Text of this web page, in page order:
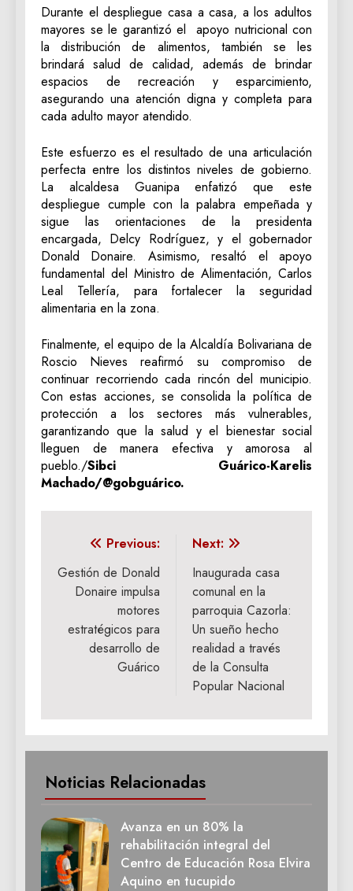
Durante el despliegue casa a casa, a los adultos
mayores se le garantizó el apoyo nutricional con
la distribución de alimentos, también se les
brindará salud de calidad, además de brindar
espacios de recreación y esparcimiento,
asegurando una atención digna y completa para
cada adulto mayor atendido.
Este esfuerzo es el resultado de una articulación
perfecta entre los distintos niveles de gobierno.
La alcaldesa Guanipa enfatizó que este
despliegue cumple con la palabra empeñada y
sigue las orientaciones de la presidenta
encargada, Delcy Rodríguez, y el gobernador
Donald Donaire. Asimismo, resaltó el apoyo
fundamental del Ministro de Alimentación, Carlos
Leal Tellería, para fortalecer la seguridad
alimentaria en la zona.
Finalmente, el equipo de la Alcaldía Bolivariana de
Roscio Nieves reafirmó su compromiso de
continuar recorriendo cada rincón del municipio.
Con estas acciones, se consolida la política de
protección a los sectores más vulnerables,
garantizando que la salud y el bienestar social
lleguen de manera efectiva y amorosa al
pueblo./Sibci Guárico-Karelis
Machado/@gobguárico.
Navegación
de
entradas
Previous:
Gestión de Donald
Donaire impulsa
motores
estratégicos para
desarrollo de
Guárico
Next:
Inaugurada casa
comunal en la
parroquia Cazorla:
Un sueño hecho
realidad a través
de la Consulta
Popular Nacional
Noticias Relacionadas
Avanza en un 80% la
rehabilitación integral del
Centro de Educación Rosa Elvira
Aquino en tucupido